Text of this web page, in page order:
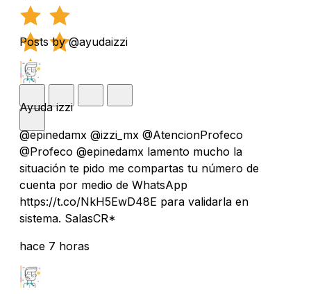
Posts by @ayudaizzi
Ayuda izzi
@epinedamx @izzi_mx @AtencionProfeco
@Profeco @epinedamx lamento mucho la
situación te pido me compartas tu número de
cuenta por medio de WhatsApp
https://t.co/NkH5EwD48E para validarla en
sistema. SalasCR*
hace 7 horas